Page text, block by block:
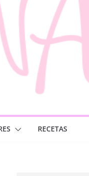
RECETAS